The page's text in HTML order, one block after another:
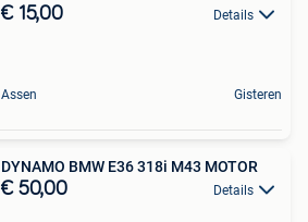
€ 15,00 Details
Assen Gisteren
DYNAMO BMW E36 318i M43 MOTOR
€ 50,00 Details